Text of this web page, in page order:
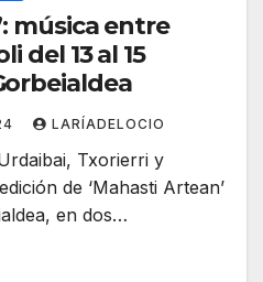
música entre
del 13 al 15
LARÍADELOCIO
Txorierri y
de ‘Mahasti Artean’
en dos…